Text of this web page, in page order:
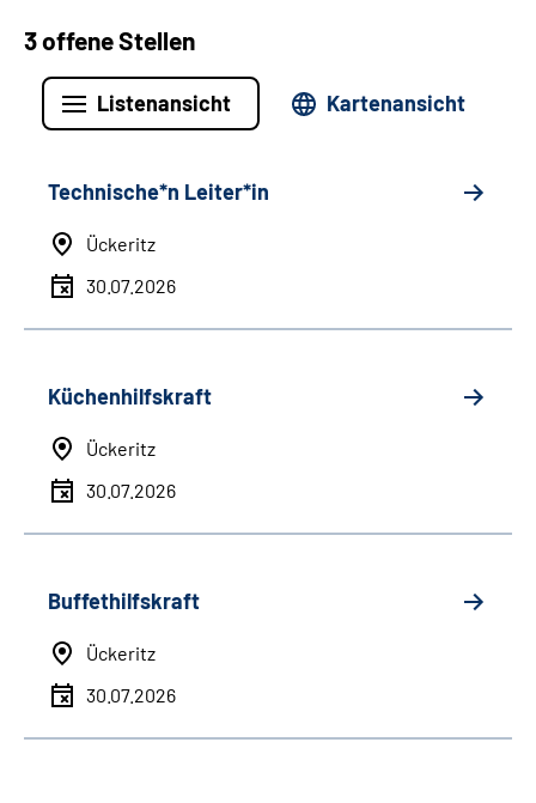
3 offene Stellen
Listenansicht Kartenansicht
Technische*n Leiter*in
Ückeritz
30.07.2026
Küchenhilfskraft
Ückeritz
30.07.2026
Buffethilfskraft
Ückeritz
30.07.2026